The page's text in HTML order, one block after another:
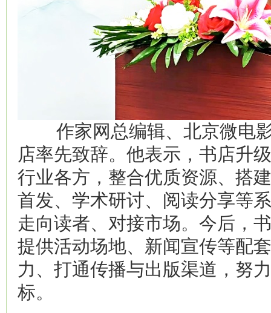
作家网总编辑、北京微电影
店率先致辞。他表示，书店升
行业各方，整合优质资源、搭
首发、学术研讨、阅读分享等
走向读者、对接市场。今后，
提供活动场地、新闻宣传等配
力、打通传播与出版渠道，努
标。